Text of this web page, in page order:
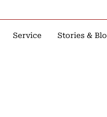
Service Stories &